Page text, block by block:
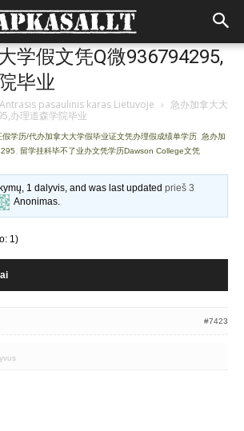
学假文凭Q微936794295,
毕业
Antrasis pasaulinis karas Lietuvoje › 急办加拿大大
办理道森学院毕业
假学历/代办加拿大大学假毕业证文凭办理假成绩单学历 急办加
留学挂科毕不了业办文凭学历Dawson College文凭
1 dalyvis, and was last updatedprieš 3
Anonimas.
1)
#7423